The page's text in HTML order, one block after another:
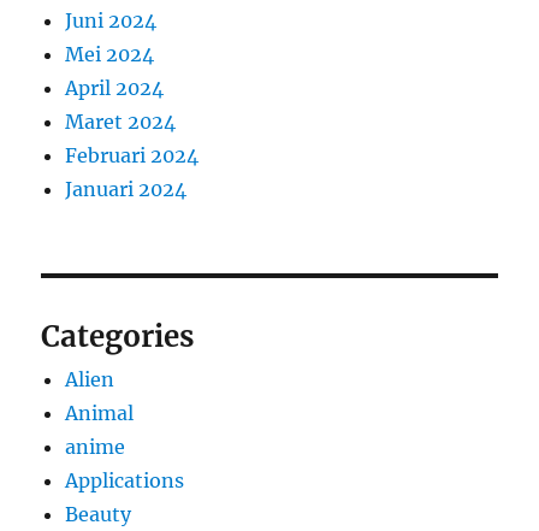
Juni 2024
Mei 2024
April 2024
Maret 2024
Februari 2024
Januari 2024
Categories
Alien
Animal
anime
Applications
Beauty